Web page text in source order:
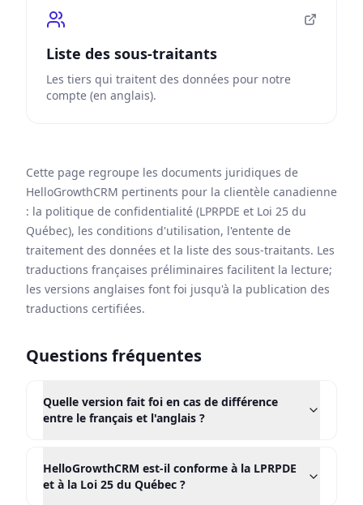
Liste des sous-traitants
Les tiers qui traitent des données pour notre
compte (en anglais).
Cette page regroupe les documents juridiques de
HelloGrowthCRM pertinents pour la clientèle canadienne
: la politique de confidentialité (LPRPDE et Loi 25 du
Québec), les conditions d'utilisation, l'entente de
traitement des données et la liste des sous-traitants. Les
traductions françaises préliminaires facilitent la lecture;
les versions anglaises font foi jusqu'à la publication des
traductions certifiées.
Questions fréquentes
Quelle version fait foi en cas de différence
entre le français et l'anglais ?
faisant autorité tant que les traductions françaises
certifiées ne sont pas publiées. Les pages
HelloGrowthCRM est-il conforme à la LPRPDE
et à la Loi 25 du Québec ?